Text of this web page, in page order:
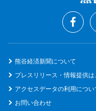
熊谷経済新聞について
プレスリリース・情報提供は
アクセスデータの利用につい
お問い合わせ